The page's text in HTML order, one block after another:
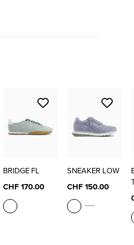
BRIDGE FL
CHF 170.00
SNEAKER LOW
CHF 150.00